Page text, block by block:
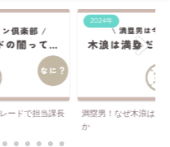
ードで担当課長
2024年
満塁男！なぜ木浪は満
か